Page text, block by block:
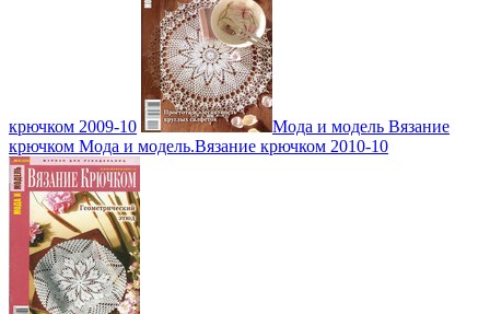
крючком 2009-10
Мода и модель Вязание
крючком Мода и модель.Вязание крючком 2010-10